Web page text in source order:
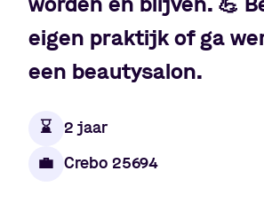
worden én blijven. 💪
eigen praktijk of ga
een beautysalon.
⌛️ 2 jaar
💼 Crebo 25694